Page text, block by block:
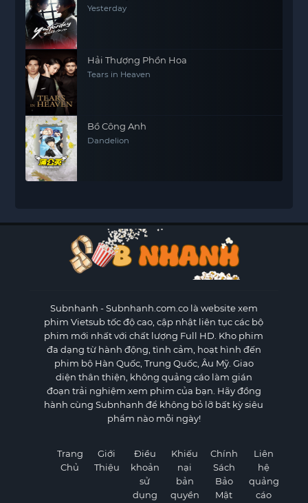
Yesterday
Hải Thượng Phồn Hoa
Tears in Heaven
Bồ Công Anh
Dandelion
Subnhanh - Subnhanh.com.co là website xem
phim Vietsub tốc độ cao, cập nhật liên tục các bộ
phim mới nhất với chất lượng Full HD. Kho phim
đa dạng từ hành động, tình cảm, hoạt hình đến
phim bộ Hàn Quốc, Trung Quốc, Âu Mỹ. Giao
diện thân thiện, không quảng cáo làm gián
đoạn trải nghiệm xem phim của bạn. Hãy đồng
hành cùng Subnhanh để không bỏ lỡ bất kỳ siêu
phẩm nào mỗi ngày!
Trang
Chủ
Giới
Thiệu
Điều
khoản
sử
dụng
Khiếu
nại
bản
quyền
Chính
Sách
Bảo
Mật
Liên
hệ
quảng
cáo